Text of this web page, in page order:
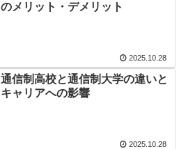
のメリット・デメリット
2025.10.28
通信制高校と通信制大学の違いと
キャリアへの影響
2025.10.28